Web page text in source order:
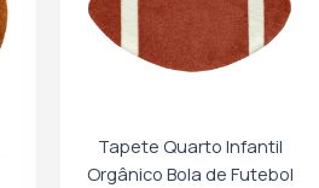
Tapete Quarto Infantil
Orgânico Bola de Futebol